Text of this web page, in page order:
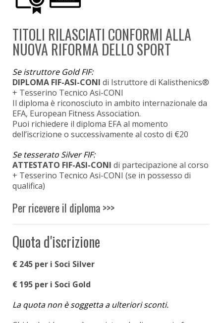
TITOLI RILASCIATI CONFORMI ALLA
NUOVA RIFORMA DELLO SPORT
Se istruttore Gold FIF:
DIPLOMA FIF-ASI-CONI di Istruttore di Kalisthenics®
+ Tesserino Tecnico Asi-CONI
Il diploma è riconosciuto in ambito internazionale da
EFA, European Fitness Association.
Puoi richiedere il diploma EFA al momento
dell’iscrizione o successivamente al costo di €20
Se tesserato Silver FIF:
ATTESTATO FIF-ASI-CONI di partecipazione al corso
+ Tesserino Tecnico Asi-CONI (se in possesso di
qualifica)
Per ricevere il diploma >>>
Quota d'iscrizione
€ 245 per i Soci Silver
€ 195 per i Soci Gold
La quota non è soggetta a ulteriori sconti.